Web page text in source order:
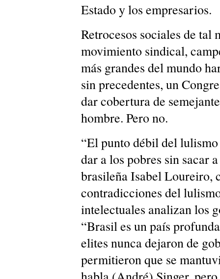
Estado y los empresarios.
Retrocesos sociales de tal
movimiento sindical,
más grandes del mundo
sin precedentes, un
dar cobertura de
hombre. Pero no.
“El punto débil del
dar a los pobres sin sacar
brasileña Isabel Loureiro,
contradicciones del
intelectuales analizan los
“Brasil es un país
elites nunca dejaron de
permitieron que se